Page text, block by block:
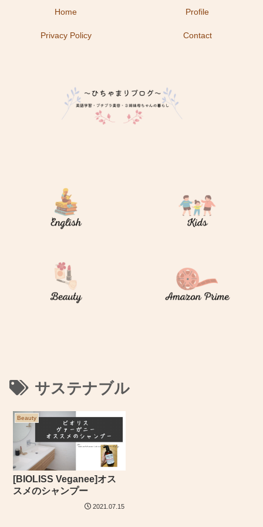
Home Profile
Privacy Policy Contact
サステナブル
Beauty
[BIOLISS Veganee]オス
スメのシャンプー
2021.07.15